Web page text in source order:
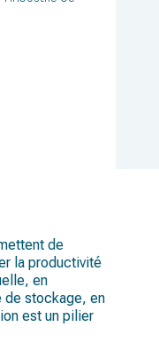
de
la productivité
en
de stockage, en
est un pilier